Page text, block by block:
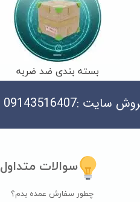
بسته بندی ضد ضربه
سوالات متداول
چطور سفارش عمده بدم؟
:09143516407